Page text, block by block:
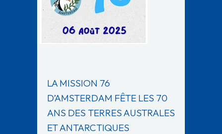
LA MISSION 76
D’AMSTERDAM FÊTE LES 70
ANS DES TERRES AUSTRALES
ET ANTARCTIQUES